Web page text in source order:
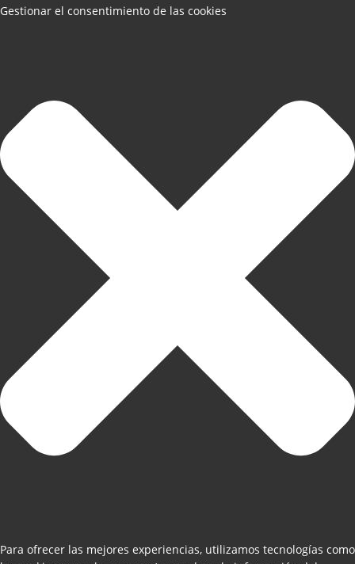
Gestionar el consentimiento de las cookies
Para ofrecer las mejores experiencias, utilizamos tecnologías como